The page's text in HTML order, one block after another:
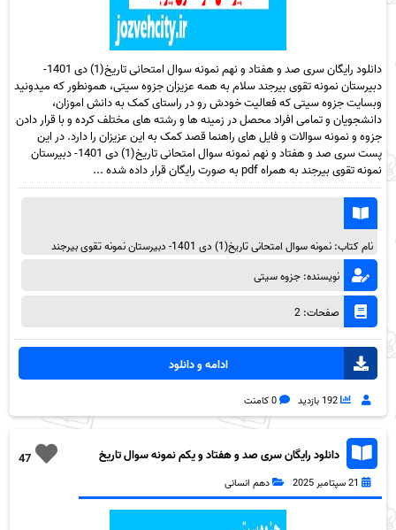
دانلود رایگان سری صد و هفتاد و نهم نمونه سوال امتحانی تاریخ(1) دی 1401-
دبیرستان نمونه تقوی بیرجند سلام به همه عزیزان جزوه سیتی، همونطور که میدونید
وبسایت جزوه سیتی که فعالیت خودش رو در راستای کمک به دانش اموزان،
دانشجویان و تمامی افراد محصل در زمینه ها و رشته های مختلف کرده و با قرار دادن
جزوه و نمونه سوالات و فایل های راهنما قصد کمک به این عزیزان را دارد. در این
پست سری صد و هفتاد و نهم نمونه سوال امتحانی تاریخ(1) دی 1401- دبیرستان
نمونه تقوی بیرجند به همراه pdf به صورت رایگان قرار داده شده ...
نام کتاب: نمونه سوال امتحانی تاریخ(1) دی 1401- دبیرستان نمونه تقوی بیرجند
نویسنده: جزوه سیتی
صفحات: 2
ادامه و دانلود
192 بازدید 0 کامنت
47
دانلود رایگان سری صد و هفتاد و یکم نمونه سوال تاریخ
دهم انسانی به همراه pdf
21 سپتامبر 2025 دهم انسانی